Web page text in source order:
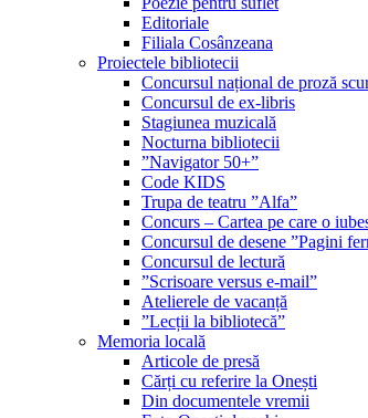
Editoriale
Filiala Cosânzeana
Proiectele bibliotecii
Concursul național de proză
Concursul de ex-libris
Stagiunea muzicală
Nocturna bibliotecii
”Navigator 50+”
Code KIDS
Trupa de teatru ”Alfa”
Concurs – Cartea pe care o
Concursul de desene ”Pagini
Concursul de lectură
”Scrisoare versus e-mail”
Atelierele de vacanță
”Lecții la bibliotecă”
Memoria locală
Articole de presă
Cărți cu referire la Onești
Din documentele vremii